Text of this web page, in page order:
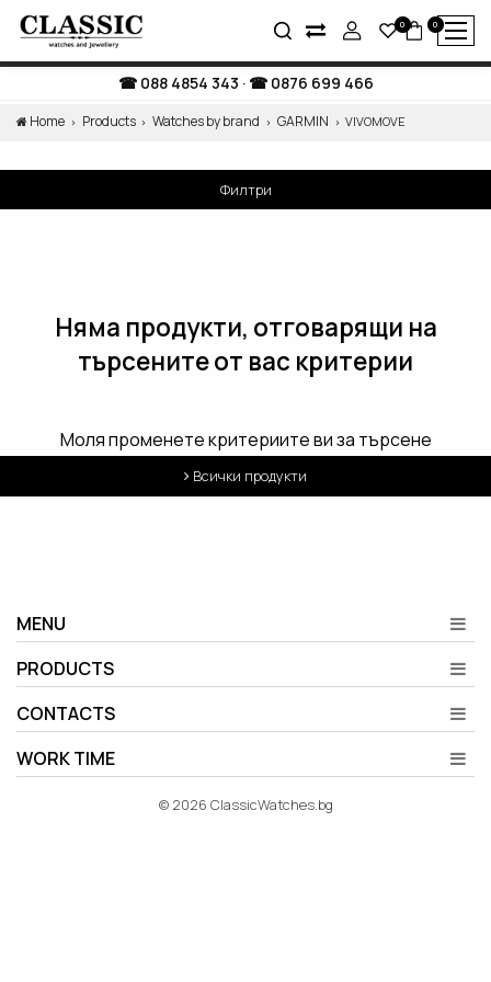
0 0
088 4854 343 · 0876 699 466
Home Products Watches by brand GARMIN VIVOMOVE
Филтри
Няма продукти, отговарящи на
търсените от вас критерии
Моля променете критериите ви за търсене
Всички продукти
MENU
PRODUCTS
CONTACTS
WORK TIME
© 2026 ClassicWatches.bg